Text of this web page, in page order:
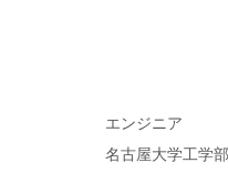
エンジニア
名古屋大学工学